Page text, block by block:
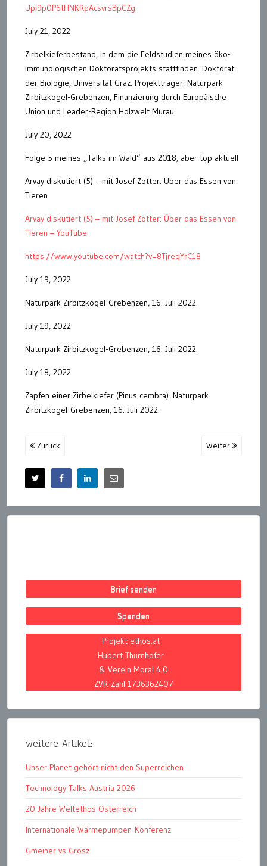
Upi9p0P6tHNKRpAcsvrsBpCZg
July 21, 2022
Zirbelkieferbestand, in dem die Feldstudien meines öko-
immunologischen Doktoratsprojekts stattfinden. Doktorat
der Biologie, Universität Graz. Projektträger: Naturpark
Zirbitzkogel-Grebenzen, Finanzierung durch Europäische
Union und Leader-Region Holzwelt Murau.
July 20, 2022
Folge 5 meines „Talks im Wald“ aus 2018, aber top aktuell
Arvay diskutiert (5) – mit Josef Zotter: Über das Essen von
Tieren
Arvay diskutiert (5) – mit Josef Zotter: Über das Essen von
Tieren – YouTube
https://www.youtube.com/watch?v=8TjreqYrC18
July 19, 2022
Naturpark Zirbitzkogel-Grebenzen, 16. Juli 2022.
July 19, 2022
Naturpark Zirbitzkogel-Grebenzen, 16. Juli 2022.
July 18, 2022
Zapfen einer Zirbelkiefer (Pinus cembra). Naturpark
Zirbitzkogel-Grebenzen, 16. Juli 2022.
Zurück Weiter
Brief senden
Spenden
Projekt ethos.at
Hubert Thurnhofer
& Verein Moral 4.0
ZVR-Zahl 1736362407
weitere Artikel:
Unser Planet gehört nicht den Superreichen
Technology Talks Austria 2026
20 Jahre Weltethos Österreich
Internationale Wärmepumpen-Konferenz
Gmeiner vs Grosz